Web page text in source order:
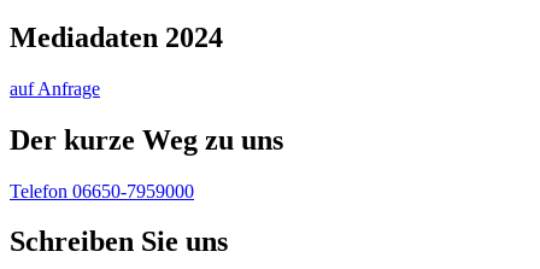
Mediadaten 2024
auf Anfrage
Der kurze Weg zu uns
Telefon 06650-7959000
Schreiben Sie uns